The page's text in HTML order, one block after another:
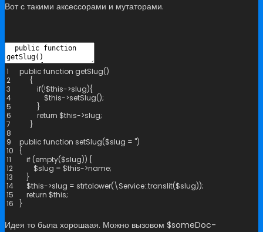
Вот с такими аксессорами и мутаторами.
1
2
3
4
5
6
7
8
9
10
11
12
13
14
15
16
public function getSlug()
{
if(!$this->slug){
$this->setSlug();
}
return $this->slug;
}
public function setSlug($slug = '')
{
if (empty($slug)) {
$slug = $this->name;
}
$this->slug = strtolower(\Service::translit($slug));
return $this;
}
Идея то была хорошаая. Можно вызовом $someDoc-